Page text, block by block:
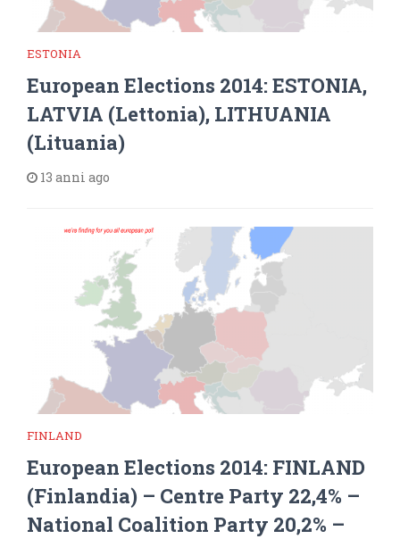
ESTONIA
European Elections 2014: ESTONIA,
LATVIA (Lettonia), LITHUANIA
(Lituania)
13 anni ago
FINLAND
European Elections 2014: FINLAND
(Finlandia) – Centre Party 22,4% –
National Coalition Party 20,2% –